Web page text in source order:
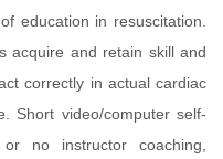
education in resuscitation.
acquire and retain skill and
correctly in actual cardiac
Short video/computer self-
no instructor coaching,